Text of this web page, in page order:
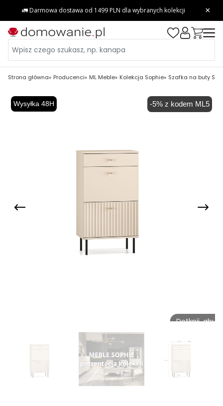
Strona główna Producenci ML Meble Kolekcja Sophie Szafka na buty
-5% z kodem ML5
Wysyłka 48H
Dotknij, aby